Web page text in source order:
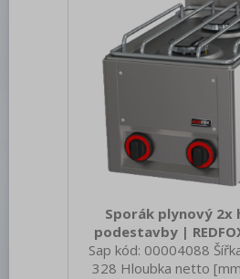
chodu Materiál vrchní
Sporák plynový 2x
podestavby |
Sap kód: 00004088
328 Hloubka netto